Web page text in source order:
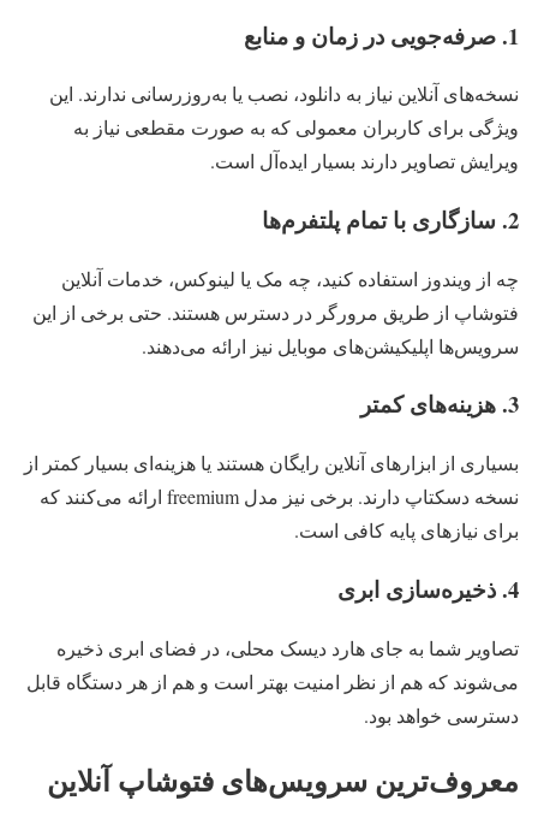
1. صرفه‌جویی در زمان و منابع
نسخه‌های آنلاین نیاز به دانلود، نصب یا به‌روزرسانی ندارند. این
ویژگی برای کاربران معمولی که به صورت مقطعی نیاز به
ویرایش تصاویر دارند بسیار ایده‌آل است.
2. سازگاری با تمام پلتفرم‌ها
چه از ویندوز استفاده کنید، چه مک یا لینوکس، خدمات آنلاین
فتوشاپ از طریق مرورگر در دسترس هستند. حتی برخی از این
سرویس‌ها اپلیکیشن‌های موبایل نیز ارائه می‌دهند.
3. هزینه‌های کمتر
بسیاری از ابزارهای آنلاین رایگان هستند یا هزینه‌ای بسیار کمتر از
نسخه دسکتاپ دارند. برخی نیز مدل freemium ارائه می‌کنند که
برای نیازهای پایه کافی است.
4. ذخیره‌سازی ابری
تصاویر شما به جای هارد دیسک محلی، در فضای ابری ذخیره
می‌شوند که هم از نظر امنیت بهتر است و هم از هر دستگاه قابل
دسترسی خواهد بود.
معروف‌ترین سرویس‌های فتوشاپ آنلاین